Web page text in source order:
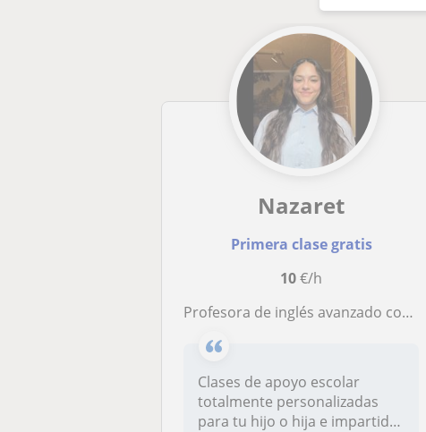
Nazaret
Primera clase gratis
10€/h
Profesora de inglés avanzado con más de dos años de experiencia que imparte clases en la zona norte de Tenerife.
Clases de apoyo escolar
totalmente personalizadas
para tu hijo o hija e impartidas